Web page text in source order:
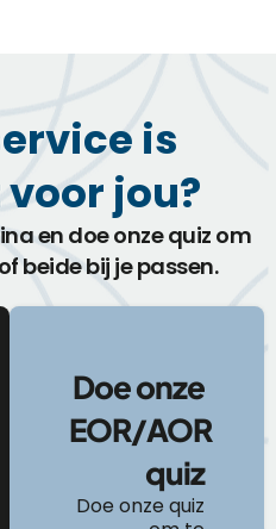
is
jou?
en doe onze quiz om
beide bij je passen.
Doe onze
EOR/AOR
quiz
Doe onze quiz